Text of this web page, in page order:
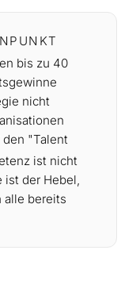
bis zu 40
nicht
den "Talent
ist nicht
ist der Hebel,
alle bereits